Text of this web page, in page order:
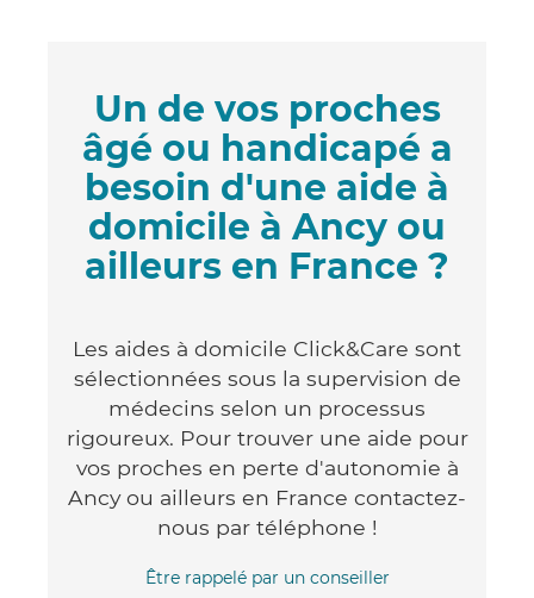
Un de vos proches
âgé ou handicapé a
besoin d'une aide à
domicile à Ancy ou
ailleurs en France ?
Les aides à domicile Click&Care sont
sélectionnées sous la supervision de
médecins selon un processus
rigoureux. Pour trouver une aide pour
vos proches en perte d'autonomie à
Ancy ou ailleurs en France contactez-
nous par téléphone !
Être rappelé par un conseiller